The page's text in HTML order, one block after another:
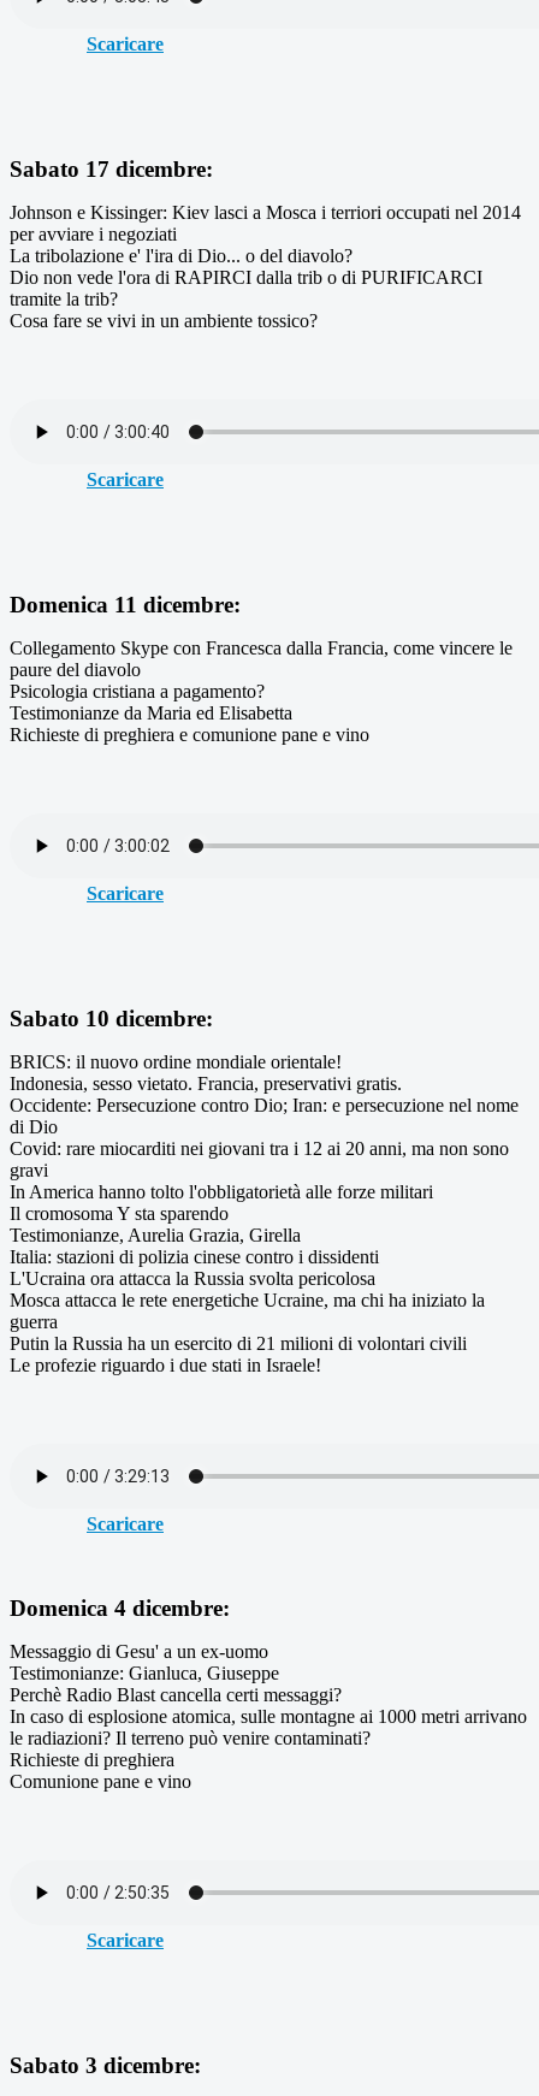
Scaricare
Sabato 17 dicembre:
Johnson e Kissinger: Kiev lasci a Mosca i terriori occupati nel 2014
per avviare i negoziati
La tribolazione e' l'ira di Dio... o del diavolo?
Dio non vede l'ora di RAPIRCI dalla trib o di PURIFICARCI
tramite la trib?
Cosa fare se vivi in un ambiente tossico?
Scaricare
Domenica 11 dicembre:
Collegamento Skype con Francesca dalla Francia, come vincere le
paure del diavolo
Psicologia cristiana a pagamento?
Testimonianze da Maria ed Elisabetta
Richieste di preghiera e comunione pane e vino
Scaricare
Sabato 10 dicembre:
BRICS: il nuovo ordine mondiale orientale!
Indonesia, sesso vietato. Francia, preservativi gratis.
Occidente: Persecuzione contro Dio; Iran: e persecuzione nel nome
di Dio
Covid: rare miocarditi nei giovani tra i 12 ai 20 anni, ma non sono
gravi
In America hanno tolto l'obbligatorietà alle forze militari
Il cromosoma Y sta sparendo
Testimonianze, Aurelia Grazia, Girella
Italia: stazioni di polizia cinese contro i dissidenti
L'Ucraina ora attacca la Russia svolta pericolosa
Mosca attacca le rete energetiche Ucraine, ma chi ha iniziato la
guerra
Putin la Russia ha un esercito di 21 milioni di volontari civili
Le profezie riguardo i due stati in Israele!
Scaricare
Domenica 4 dicembre:
Messaggio di Gesu' a un ex-uomo
Testimonianze: Gianluca, Giuseppe
Perchè Radio Blast cancella certi messaggi?
In caso di esplosione atomica, sulle montagne ai 1000 metri arrivano
le radiazioni? Il terreno può venire contaminati?
Richieste di preghiera
Comunione pane e vino
Scaricare
Sabato 3 dicembre: